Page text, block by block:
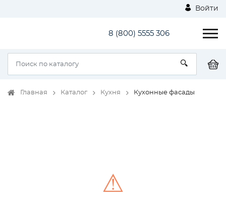
Войти
8 (800) 5555 306
Главная Каталог Кухня Кухонные фасады
⚠